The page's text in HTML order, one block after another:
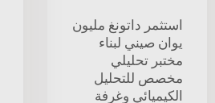
استثمر داتونغ مليون
يوان صيني لبناء
مختبر تحليلي
مخصص للتحليل
الكيميائي وغرفة